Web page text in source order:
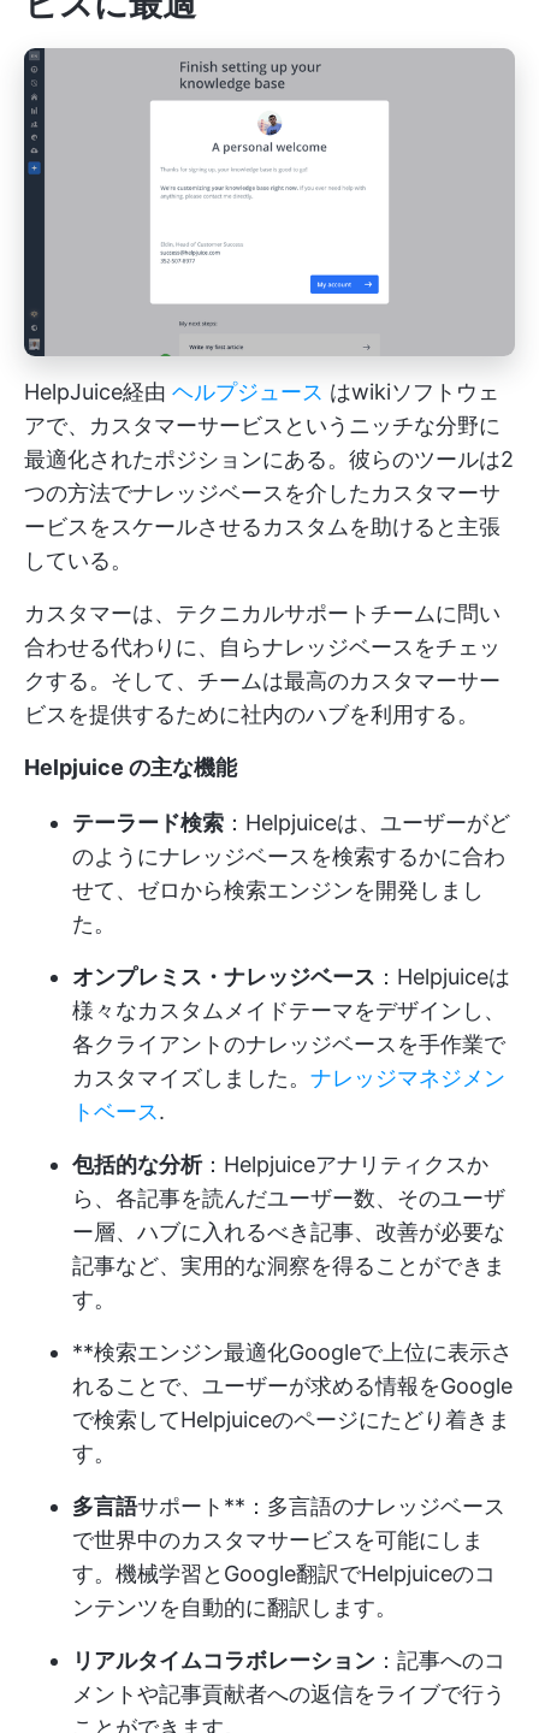
HelpJuice経由 ヘルプジュース はwikiソフトウェ
アで、カスタマーサービスというニッチな分野に
最適化されたポジションにある。彼らのツールは2
つの方法でナレッジベースを介したカスタマーサ
ービスをスケールさせるカスタムを助けると主張
している。
カスタマーは、テクニカルサポートチームに問い
合わせる代わりに、自らナレッジベースをチェッ
クする。そして、チームは最高のカスタマーサー
ビスを提供するために社内のハブを利用する。
Helpjuice の主な機能
テーラード検索 ：Helpjuiceは、ユーザーがど
のようにナレッジベースを検索するかに合わ
せて、ゼロから検索エンジンを開発しまし
た。
オンプレミス・ナレッジベース ：Helpjuiceは
様々なカスタムメイドテーマをデザインし、
各クライアントのナレッジベースを手作業で
カスタマイズしました。 ナレッジマネジメン
トベース.
包括的な分析：Helpjuiceアナリティクスか
ら、各記事を読んだユーザー数、そのユーザ
ー層、ハブに入れるべき記事、改善が必要な
記事など、実用的な洞察を得ることができま
す。
**検索エンジン最適化Googleで上位に表示さ
れることで、ユーザーが求める情報をGoogle
で検索してHelpjuiceのページにたどり着きま
す。
多言語サポート**：多言語のナレッジベース
で世界中のカスタマサービスを可能にしま
す。機械学習とGoogle翻訳でHelpjuiceのコ
ンテンツを自動的に翻訳します。
リアルタイムコラボレーション ：記事へのコ
メントや記事貢献者への返信をライブで行う
ことができます。